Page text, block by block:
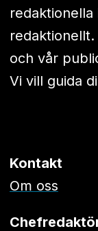
redaktionella
och vår
Vi vill guida
Kontakt
Om oss